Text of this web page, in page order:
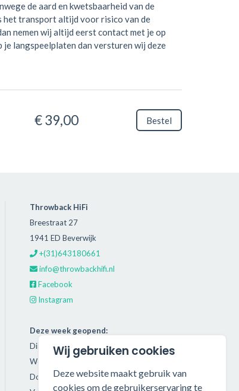
de aard en kwetsbaarheid van de
het transport altijd voor risico van de
nemen wij altijd eerst contact met je op
langspeelplaten dan versturen wij deze
€ 39,00 Bestel
Throwback HiFi
Breestraat 27
1941 ED Beverwijk
+(31)643180661
info@throwbackhifi.nl
Facebook
Instagram
Deze week geopend:
Dinsdag: 11:00 - 18:00
Woensdag: 11:00 - 18:00
Donderdag: 11:00 - 21:00
Wij gebruiken cookies
Deze website maakt gebruik van
cookies om de gebruikerservaring te